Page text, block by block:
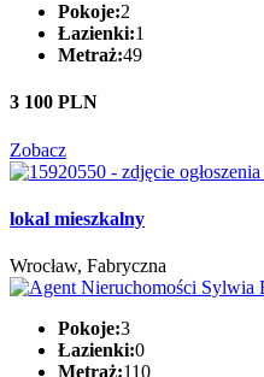
Pokoje:2
Łazienki:1
Metraż:49
3 100 PLN
Zobacz
lokal mieszkalny
Wrocław, Fabryczna
Pokoje:3
Łazienki:0
Metraż:110